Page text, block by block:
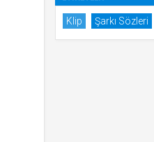
Klip Şarkı Sözleri